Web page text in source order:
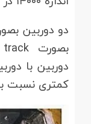
دوربین با
کمتری نسبت